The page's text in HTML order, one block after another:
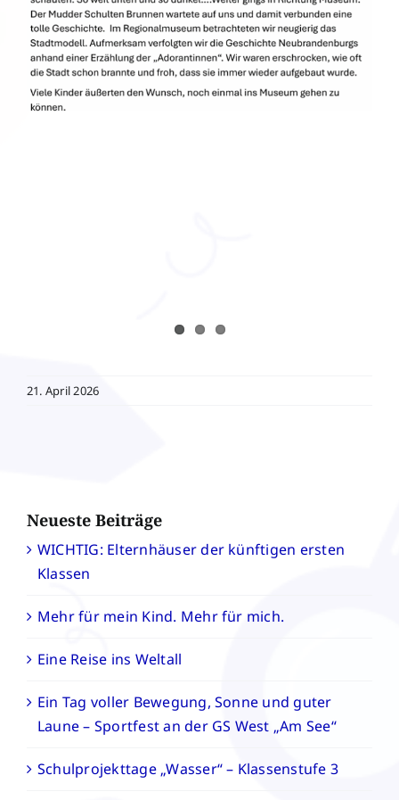
21. April 2026
Neueste Beiträge
WICHTIG: Elternhäuser der künftigen ersten
Klassen
Mehr für mein Kind. Mehr für mich.
Eine Reise ins Weltall
Ein Tag voller Bewegung, Sonne und guter
Laune – Sportfest an der GS West „Am See“
Schulprojekttage „Wasser“ – Klassenstufe 3